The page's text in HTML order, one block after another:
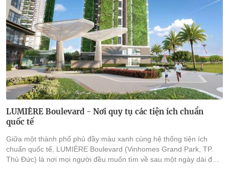
LUMIÈRE Boulevard - Nơi quy tụ các tiện ích chuẩn
quốc tế
Giữa một thành phố phủ đầy màu xanh cùng hệ thống tiện ích
chuẩn quốc tế, LUMIÈRE Boulevard (Vinhomes Grand Park, TP.
Thủ Đức) là nơi mọi người đều muốn tìm về sau một ngày dài để